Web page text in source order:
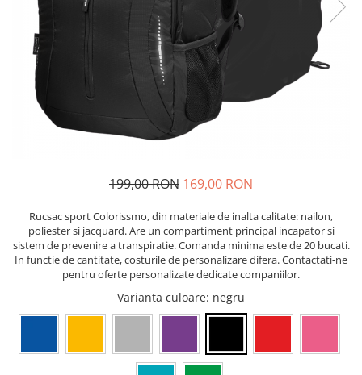
Seturi de scris Premium
Instrumente de scris eco
Creioane mecanice si grafit
Rollere
Finelinere
Carioci si creioane colorate
Rezerve instrumente scris
Tavite documente si suporturi
Ascutitori, radiere, agrafe
Foarfece pentru birou
Echipamente medicale
Manusi de protectie
Accesorii pentru protectia capului
Casti de protectie
Antifoane
Ochelari de protectie si viziere
Sepci, caciuli si esarfe
Accesorii pentru protectia muncii
Sosete de lucru
Articole de unica folosinta
ergonomice
Suporturi si huse telefoane &
tablete
Periferice PC si accesorii
Ergnonomice
Audio
199,00 RON 169,00 RON
Rucsac sport Colorissmo, din materiale de inalta calitate: nailon,
poliester si jacquard. Are un compartiment principal incapator si
sistem de prevenire a transpiratie. Comanda minima este de 20 bucati.
In functie de cantitate, costurile de personalizare difera. Contactati-ne
pentru oferte personalizate dedicate companiilor.
Varianta culoare: negru